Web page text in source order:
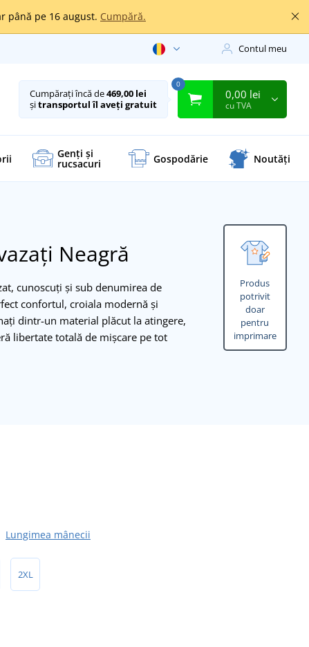
până pe 16 august. Cumpără.
Contul meu
Cumpărați încă de469,00 lei
șitransportul îl aveți gratuit
0
0,00 lei
cu TVA
Genți și
rucsacuri Gospodărie Noutăți
Produs
potrivit
doar
pentru
imprimare
Neagră
cunoscuți și sub denumirea de
confortul, croiala modernă și
dintr-un material plăcut la atingere,
libertate totală de mișcare pe tot
Lungimea mânecii
2XL